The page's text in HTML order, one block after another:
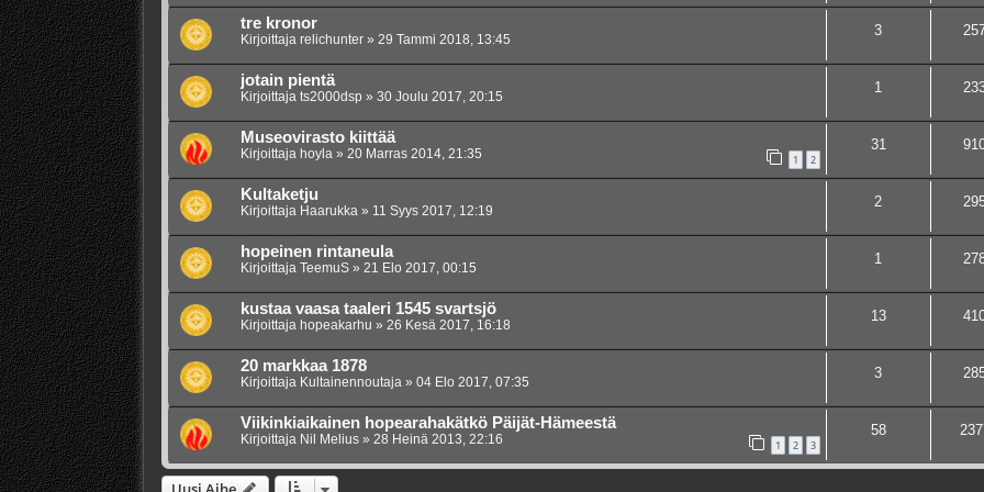
tre kronor
Kirjoittaja relichunter» 29 Tammi 2018, 13:45
3
jotain pientä
Kirjoittaja ts2000dsp » 30 Joulu 2017, 20:15
1
Museovirasto kiittää
Kirjoittaja hoyla» 20 Marras 2014, 21:35 1 2
31
Kultaketju
Kirjoittaja Haarukka» 11 Syys 2017, 12:19
2
hopeinen rintaneula
Kirjoittaja TeemuS» 21 Elo 2017, 00:15
1
kustaa vaasa taaleri 1545 svartsjö
Kirjoittaja hopeakarhu » 26 Kesä 2017, 16:18
13
20 markkaa 1878
Kirjoittaja Kultainennoutaja» 04 Elo 2017, 07:35
3
Viikinkiaikainen hopearahakätkö Päijät-Hämeestä
Kirjoittaja Nil Melius» 28 Heinä 2013, 22:16 1 2 3
58